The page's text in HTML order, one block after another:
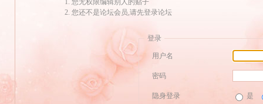
您还不是论坛会员,请先登录论坛
登录
用户名
密码
隐身登录 是